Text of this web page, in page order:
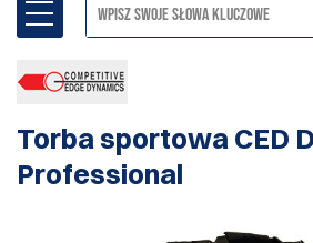
Torba sportowa CED
Professional